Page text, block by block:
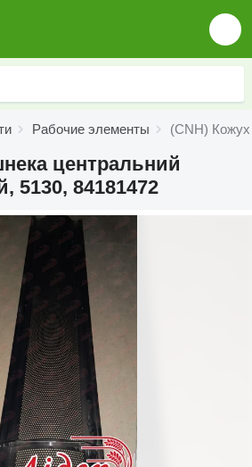
Рабочие элементы (CNH)
центральний
5130, 84181472